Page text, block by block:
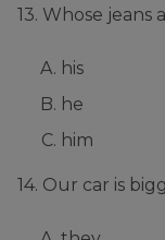
13. Whose jeans
his
he
him
14. Our car is